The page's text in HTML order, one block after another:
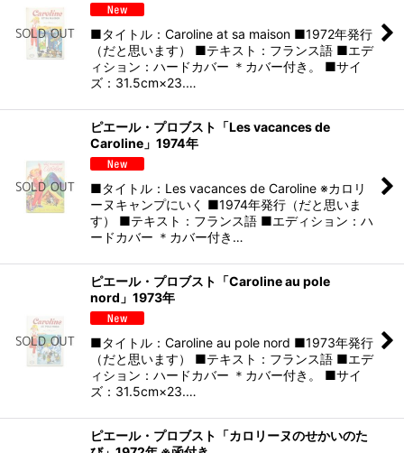
■タイトル：Caroline at sa maison ■1972年発行
（だと思います） ■テキスト：フランス語 ■エデ
ィション：ハードカバー ＊カバー付き。 ■サイ
ズ：31.5cm×23.…
ピエール・プロブスト「Les vacances de
Caroline」1974年
■タイトル：Les vacances de Caroline ※カロリ
ーヌキャンプにいく ■1974年発行（だと思いま
す） ■テキスト：フランス語 ■エディション：ハ
ードカバー ＊カバー付き…
ピエール・プロブスト「Caroline au pole
nord」1973年
■タイトル：Caroline au pole nord ■1973年発行
（だと思います） ■テキスト：フランス語 ■エデ
ィション：ハードカバー ＊カバー付き。 ■サイ
ズ：31.5cm×23.…
ピエール・プロブスト「カロリーヌのせかいのた